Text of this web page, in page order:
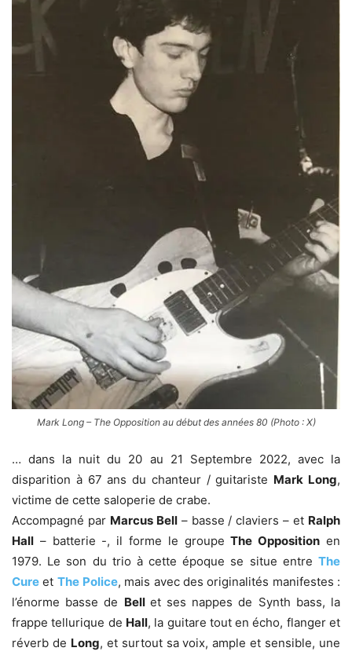
Mark Long – The Opposition au début des années 80 (Photo : X)
… dans la nuit du 20 au 21 Septembre 2022, avec la
disparition à 67 ans du chanteur / guitariste Mark Long,
victime de cette saloperie de crabe.
Accompagné par Marcus Bell– basse / claviers – et Ralph
Hall – batterie -, il forme le groupeThe Opposition en
1979. Le son du trio à cette époque se situe entre The
Cure et The Police, mais avec des originalités manifestes :
l’énorme basse de Bell et ses nappes de Synth bass, la
frappe tellurique de Hall, la guitare tout en écho, flanger et
réverb de Long, et surtout sa voix, ample et sensible, une